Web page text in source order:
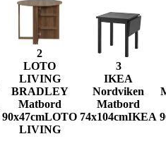
2
LOTO
LIVING
BRADLEY
Matbord
90x47cmLOTO
LIVING
3
IKEA
Nordviken
Matbord
74x104cmIKEA